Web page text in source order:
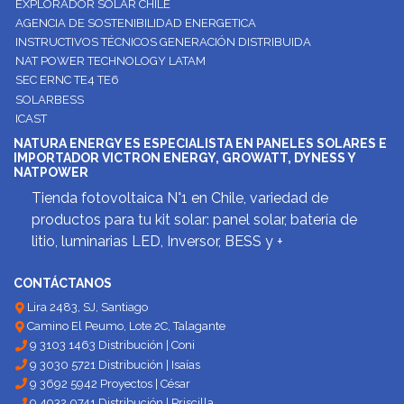
EXPLORADOR SOLAR CHILE
AGENCIA DE SOSTENIBILIDAD ENERGETICA
INSTRUCTIVOS TÉCNICOS GENERACIÓN DISTRIBUIDA
NAT POWER TECHNOLOGY LATAM
SEC ERNC TE4 TE6
SOLARBESS
ICAST
NATURA ENERGY ES ESPECIALISTA EN PANELES SOLARES E
IMPORTADOR VICTRON ENERGY, GROWATT, DYNESS Y
NATPOWER
Tienda fotovoltaica N°1 en Chile, variedad de
productos para tu kit solar: panel solar, batería de
litio, luminarias LED, Inversor, BESS y +
CONTÁCTANOS
Lira 2483, SJ, Santiago
Camino El Peumo, Lote 2C, Talagante
9 3103 1463 Distribución | Coni
9 3030 5721 Distribución | Isaías
9 3692 5942 Proyectos | César